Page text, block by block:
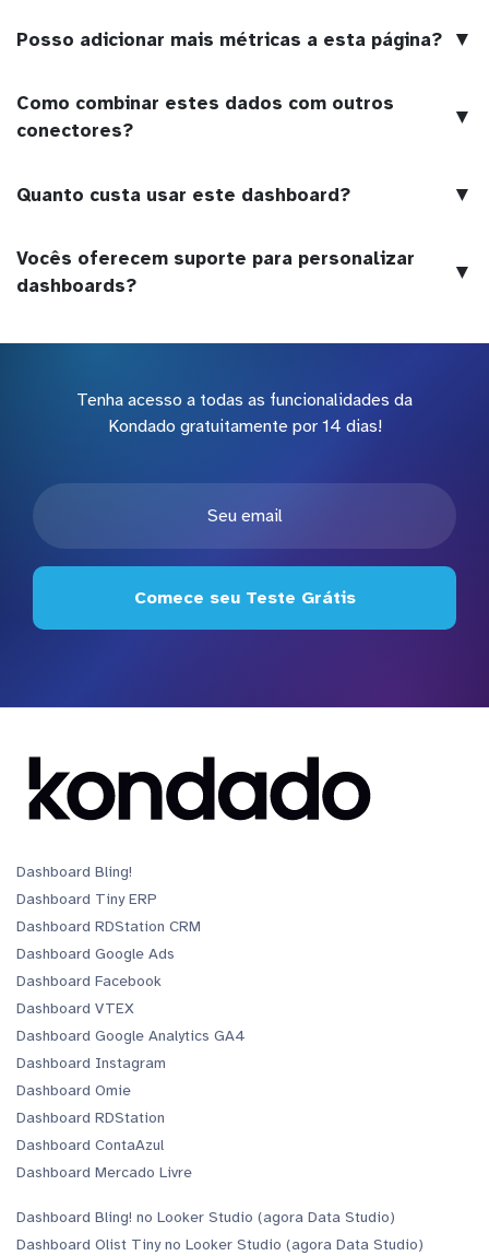
Posso adicionar mais métricas a esta página? ▼
Como combinar estes dados com outros
conectores?
▼
Quanto custa usar este dashboard? ▼
Vocês oferecem suporte para personalizar
dashboards?
▼
Tenha acesso a todas as funcionalidades da
Kondado gratuitamente por 14 dias!
Comece seu Teste Grátis
Dashboard Bling!
Dashboard Tiny ERP
Dashboard RDStation CRM
Dashboard Google Ads
Dashboard Facebook
Dashboard VTEX
Dashboard Google Analytics GA4
Dashboard Instagram
Dashboard Omie
Dashboard RDStation
Dashboard ContaAzul
Dashboard Mercado Livre
Dashboard Bling! no Looker Studio (agora Data Studio)
Dashboard Olist Tiny no Looker Studio (agora Data Studio)